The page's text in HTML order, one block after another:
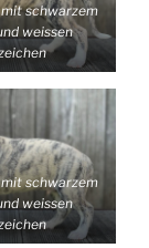
mit schwarzem
weissen
mit schwarzem
weissen